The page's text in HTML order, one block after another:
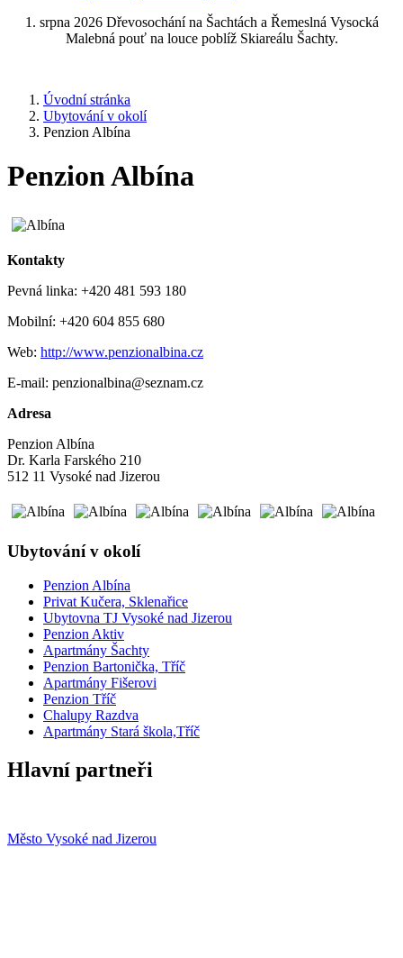
1. srpna 2026 Dřevosochání na Šachtách a Řemeslná Vysocká
Malebná pouť na louce poblíž Skiareálu Šachty.
Úvodní stránka
Ubytování v okolí
Penzion Albína
Penzion Albína
Kontakty
Pevná linka: +420 481 593 180
Mobilní: +420 604 855 680
Web: http://www.penzionalbina.cz
E-mail: penzionalbina@seznam.cz
Adresa
Penzion Albína
Dr. Karla Farského 210
512 11 Vysoké nad Jizerou
Ubytování v okolí
Penzion Albína
Privat Kučera, Sklenařice
Ubytovna TJ Vysoké nad Jizerou
Penzion Aktiv
Apartmány Šachty
Penzion Bartonička, Tříč
Apartmány Fišerovi
Penzion Tříč
Chalupy Razdva
Apartmány Stará škola,Tříč
Hlavní partneři
Město Vysoké nad Jizerou